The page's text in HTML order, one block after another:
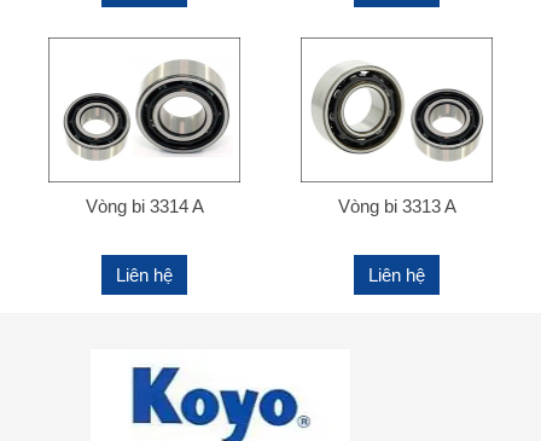
Vòng bi 3314 A
Liên hệ
Vòng bi 3313 A
Liên hệ